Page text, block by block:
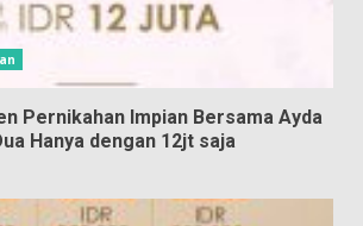
Pernikahan Impian Bersama Ayda
Hanya dengan 12jt saja